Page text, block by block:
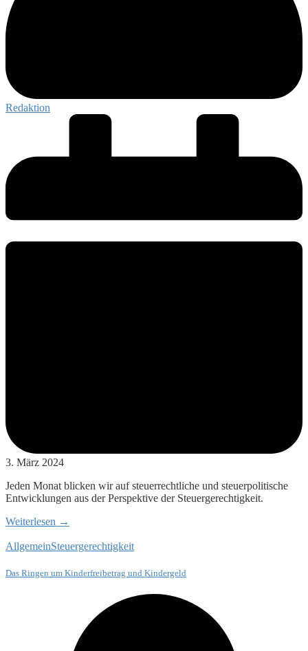
Redaktion
3. März 2024
Jeden Monat blicken wir auf steuerrechtliche und steuerpolitische
Entwicklungen aus der Perspektive der Steuergerechtigkeit.
Weiterlesen →
AllgemeinSteuergerechtigkeit
Das Ringen um Kinderfreibetrag und Kindergeld